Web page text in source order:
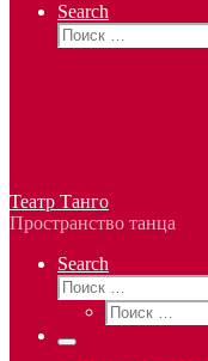
Search
Поиск
Театр Танго
Пространство танца
Search
Поиск
Поиск
Меню